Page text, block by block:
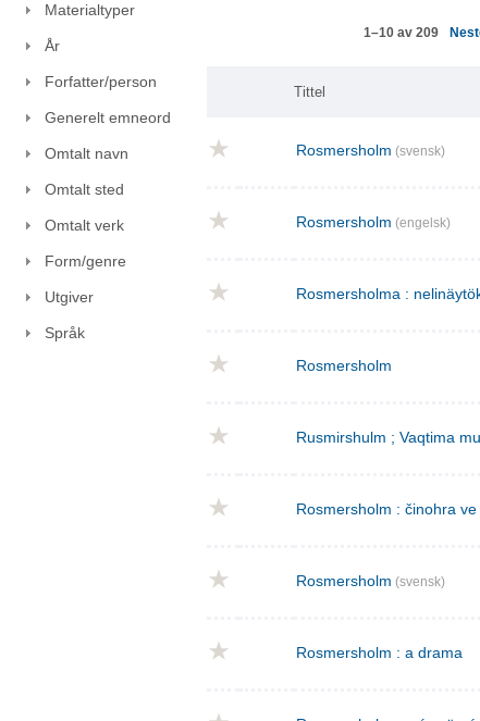
Materialtyper
År
Forfatter/person
Generelt emneord
Omtalt navn
Omtalt sted
Omtalt verk
Form/genre
Utgiver
Språk
1–10 av 209
Tittel
Rosmersholm (svensk)
Rosmersholm (engelsk)
Rosmersholma :
Rosmersholm
Rusmirshulm ; Vaqtima
Rosmersholm : činohra
Rosmersholm (svensk)
Rosmersholm : a drama